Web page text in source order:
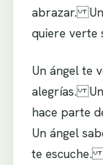
abrazar. Un
quiere verte
Un ángel te
alegrías.
hace parte
Un ángel
te escuche.